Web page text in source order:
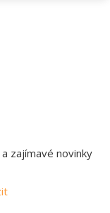
zajímavé novinky